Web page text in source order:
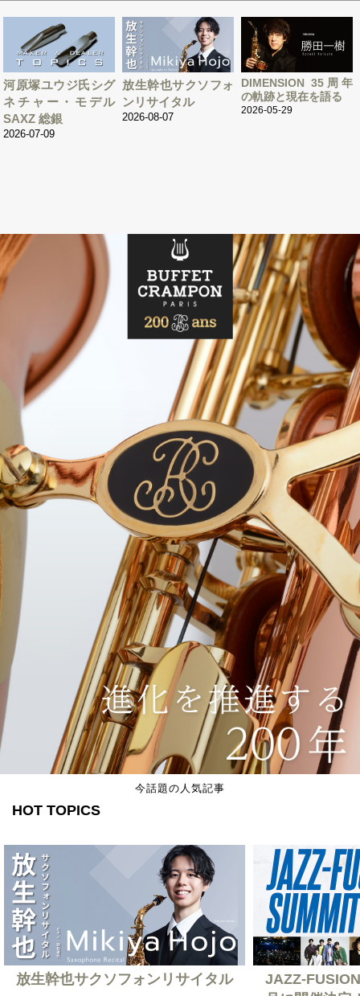
河原塚ユウジ氏シグ
ネチャー・モデル
SAXZ 総銀
2026-07-09
放生幹也サクソフォ
ンリサイタル
2026-08-07
DIMENSION 35周年
の軌跡と現在を語る
2026-05-29
今話題の人気記事
HOT TOPICS
放生幹也サクソフォンリサイタル
JAZZ-